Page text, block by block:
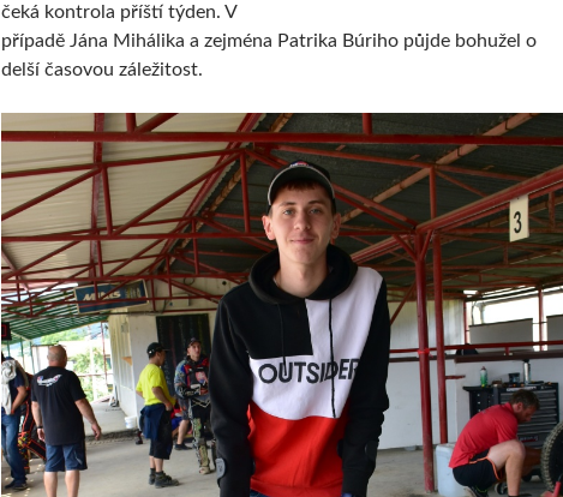
čeká kontrola příští týden. V
případě Jána Mihálika a zejména Patrika Búriho půjde bohužel o
delší časovou záležitost.